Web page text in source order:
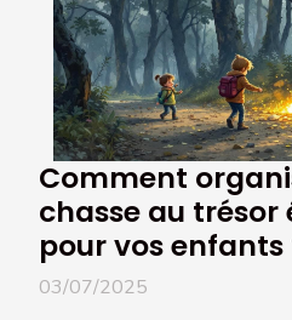
Comment
chasse au trésor
pour vos enfants
03/07/2025